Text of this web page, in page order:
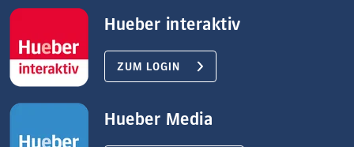
Hueber interaktiv
ZUM LOGIN
Hueber Media